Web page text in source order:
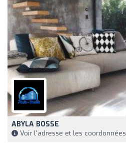
ABYLA BOSSE
Voir l'adresse et les coordonnées